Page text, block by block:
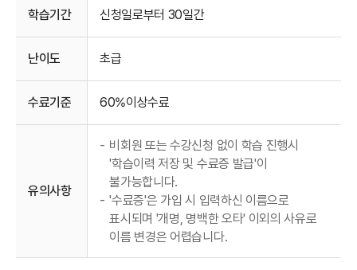
학습기간 신청일로부터 30일간
난이도 초급
수료기준 60%이상수료
유의사항
- 비회원 또는 수강신청 없이 학습 진행시
'학습이력 저장 및 수료증 발급'이
불가능합니다.
- '수료증'은 가입 시 입력하신 이름으로
표시되며 '개명, 명백한 오타' 이외의 사유로
이름 변경은 어렵습니다.